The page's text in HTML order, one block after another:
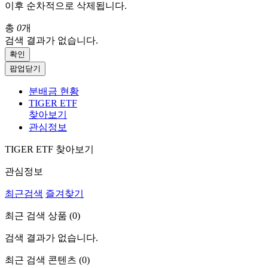
이후 순차적으로 삭제됩니다.
총 0개
검색 결과가 없습니다.
확인
팝업닫기
분배금 현황
TIGER ETF
찾아보기
관심정보
TIGER ETF 찾아보기
관심정보
최근검색 즐겨찾기
최근 검색 상품 (0)
검색 결과가 없습니다.
최근 검색 콘텐츠 (0)